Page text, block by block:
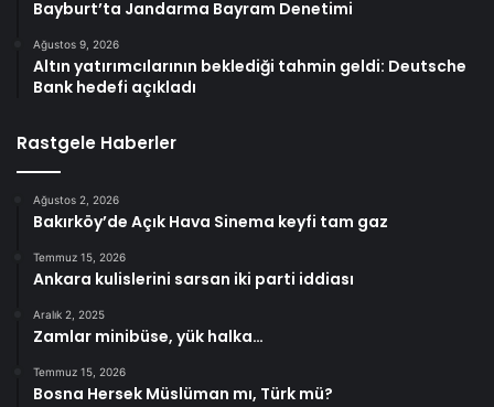
Bayburt’ta Jandarma Bayram Denetimi
Ağustos 9, 2026
Altın yatırımcılarının beklediği tahmin geldi: Deutsche
Bank hedefi açıkladı
Rastgele Haberler
Ağustos 2, 2026
Bakırköy’de Açık Hava Sinema keyfi tam gaz
Temmuz 15, 2026
Ankara kulislerini sarsan iki parti iddiası
Aralık 2, 2025
Zamlar minibüse, yük halka…
Temmuz 15, 2026
Bosna Hersek Müslüman mı, Türk mü?